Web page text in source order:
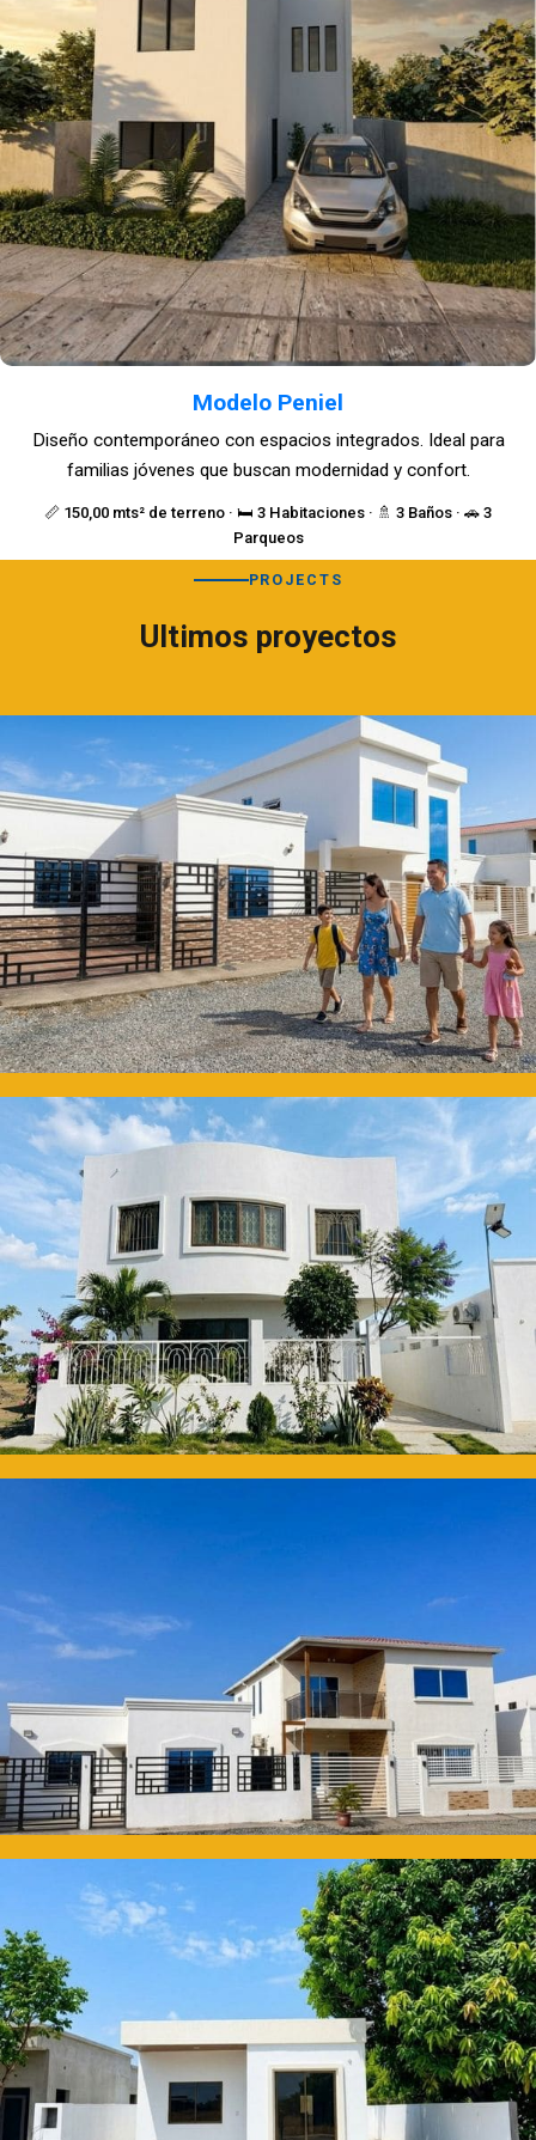
Modelo Peniel
📏 150,00 mts² de terreno · 🛏️ 3 Habitaciones · 🚿 3 Baños · 🚗 3
Parqueos
Diseño contemporáneo con espacios integrados. Ideal para
familias jóvenes que buscan modernidad y confort.
PROJECTS
Ultimos proyectos